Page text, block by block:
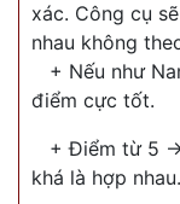
xác. Công cụ
nhau không
+ Nếu như
điểm cực tốt.
+ Điểm từ 5 -
khá là hợp nhau.